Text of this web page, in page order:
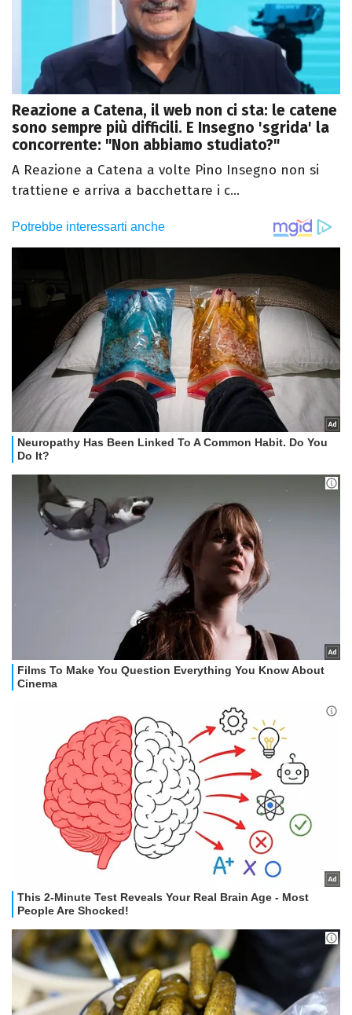
Reazione a Catena, il web non ci sta: le catene
sono sempre più difficili. E Insegno 'sgrida' la
concorrente: "Non abbiamo studiato?"
A Reazione a Catena a volte Pino Insegno non si
trattiene e arriva a bacchettare i c...